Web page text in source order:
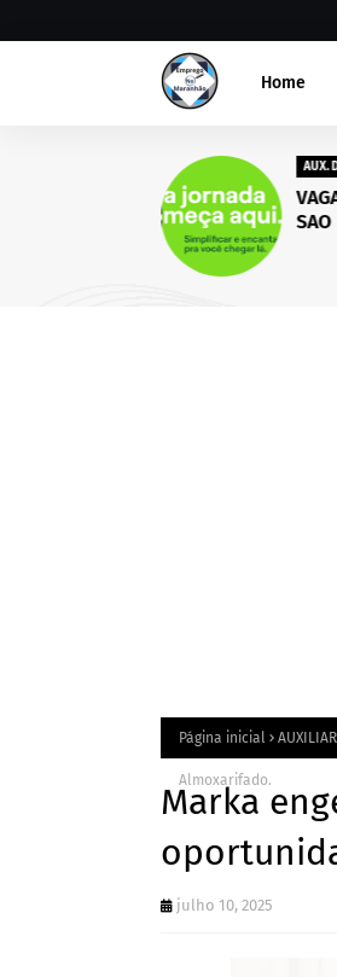
Home
AUX.
Página inicial
Almoxarifado.
Marka
julho 10, 2025